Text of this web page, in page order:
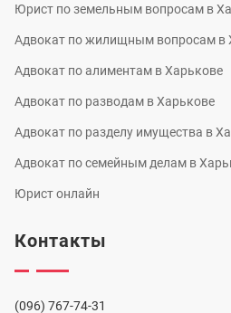
Юрист по земельным вопросам в
Адвокат по жилищным вопросам в
Адвокат по алиментам в Харькове
Адвокат по разводам в Харькове
Адвокат по разделу имущества в
Адвокат по семейным делам в
Юрист онлайн
Контакты
(096) 767-74-31